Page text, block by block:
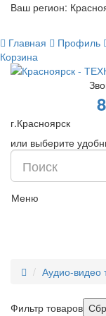
Ваш регион:
Главная Профиль
Корзина
г.Красноярск
или выберите
Меню
Аудио-видео
Фильтр товаров